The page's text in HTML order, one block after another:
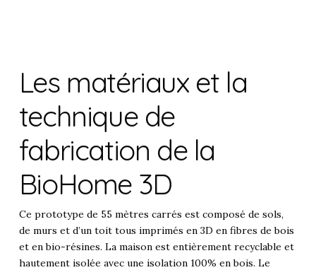
Les matériaux et la
technique de
fabrication de la
BioHome 3D
Ce prototype de 55 mètres carrés est composé de sols,
de murs et d’un toit tous imprimés en 3D en fibres de bois
et en bio-résines. La maison est entièrement recyclable et
hautement isolée avec une isolation 100% en bois. Le